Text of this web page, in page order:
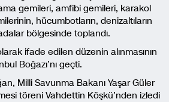
gemileri, amfibi gemileri, karakol
hücumbotların, denizaltıların
bölgesinde toplandı.
ifade edilen düzenin alınmasının
Boğazı’nı geçti.
Milli Savunma Bakanı Yaşar Güler
töreni Vahdettin Köşkü’nden izledi